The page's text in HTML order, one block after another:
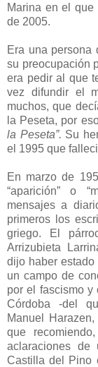
Marina en el que
de 2005.
Era una persona
su preocupación
era pedir al que
vez difundir el
muchos, que
la Peseta, por
la Peseta”. Su
el 1995 que
En marzo de
“aparición” o
mensajes a
primeros los
griego. El
Arrizubieta
dijo haber estado
un campo de
por el fascismo y
Córdoba -del
Manuel
que
aclaraciones de
Castilla del Pino